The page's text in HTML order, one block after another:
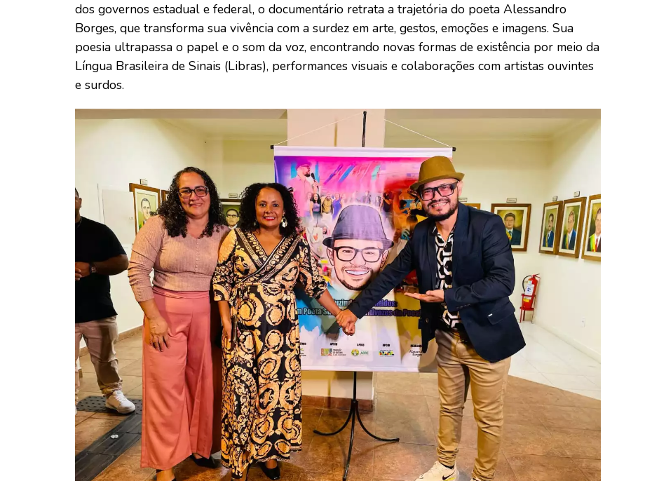
dos governos estadual e federal, o documentário retrata a trajetória do poeta Alessandro
Borges, que transforma sua vivência com a surdez em arte, gestos, emoções e imagens. Sua
poesia ultrapassa o papel e o som da voz, encontrando novas formas de existência por meio da
Língua Brasileira de Sinais (Libras), performances visuais e colaborações com artistas ouvintes
e surdos.